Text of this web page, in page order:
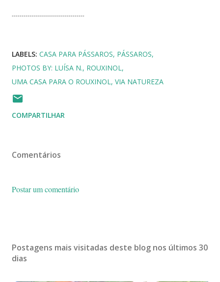
-------------------------------------
LABELS: CASA PARA PÁSSAROS PÁSSAROS
PHOTOS BY: LUÍSA N. ROUXINOL
UMA CASA PARA O ROUXINOL
VIA NATUREZA
COMPARTILHAR
Comentários
Postar um comentário
Postagens mais visitadas deste blog nos últimos 30
dias